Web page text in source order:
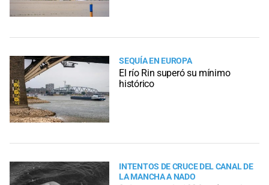
SEQUÍA EN EUROPA
El río Rin superó su mínimo
histórico
INTENTOS DE CRUCE DEL CANAL DE
LA MANCHA A NADO